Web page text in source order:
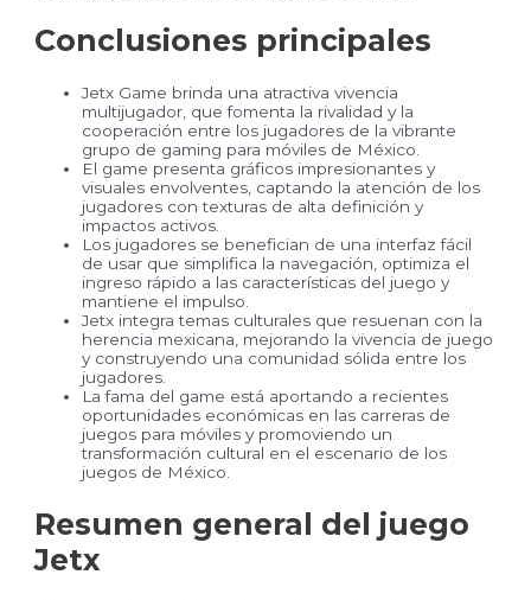
Conclusiones principales
Jetx Game brinda una atractiva vivencia
multijugador, que fomenta la rivalidad y la
cooperación entre los jugadores de la vibrante
grupo de gaming para móviles de México.
El game presenta gráficos impresionantes y
visuales envolventes, captando la atención de los
jugadores con texturas de alta definición y
impactos activos.
Los jugadores se benefician de una interfaz fácil
de usar que simplifica la navegación, optimiza el
ingreso rápido a las características del juego y
mantiene el impulso.
Jetx integra temas culturales que resuenan con la
herencia mexicana, mejorando la vivencia de juego
y construyendo una comunidad sólida entre los
jugadores.
La fama del game está aportando a recientes
oportunidades económicas en las carreras de
juegos para móviles y promoviendo un
transformación cultural en el escenario de los
juegos de México.
Resumen general del juego
Jetx